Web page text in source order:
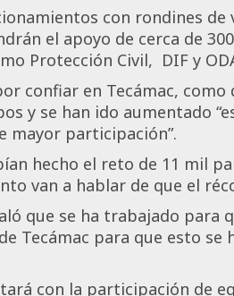
con rondines
el apoyo de cerca de
Protección Civil, DIF y
confiar en Tecámac, como
y se han ido aumentado
mayor participación”.
hecho el reto de 11 mil
van a hablar de que el
que se ha trabajado para
Tecámac para que esto se
con la participación de